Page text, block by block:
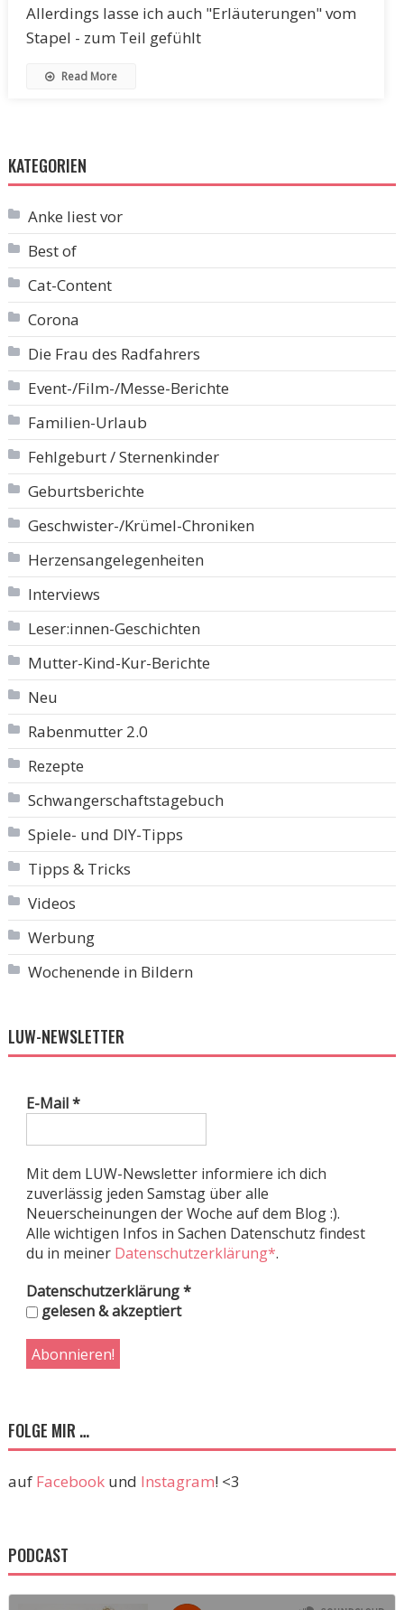
Allerdings lasse ich auch "Erläuterungen" vom
Stapel - zum Teil gefühlt
Read More
KATEGORIEN
Anke liest vor
Best of
Cat-Content
Corona
Die Frau des Radfahrers
Event-/Film-/Messe-Berichte
Familien-Urlaub
Fehlgeburt / Sternenkinder
Geburtsberichte
Geschwister-/Krümel-Chroniken
Herzensangelegenheiten
Interviews
Leser:innen-Geschichten
Mutter-Kind-Kur-Berichte
Neu
Rabenmutter 2.0
Rezepte
Schwangerschaftstagebuch
Spiele- und DIY-Tipps
Tipps & Tricks
Videos
Werbung
Wochenende in Bildern
LUW-NEWSLETTER
E-Mail*
Mit dem LUW-Newsletter informiere ich dich
zuverlässig jeden Samstag über alle
Neuerscheinungen der Woche auf dem Blog :).
Alle wichtigen Infos in Sachen Datenschutz findest
du in meiner Datenschutzerklärung*.
Datenschutzerklärung*
gelesen & akzeptiert
FOLGE MIR …
auf Facebookund Instagram! <3
PODCAST